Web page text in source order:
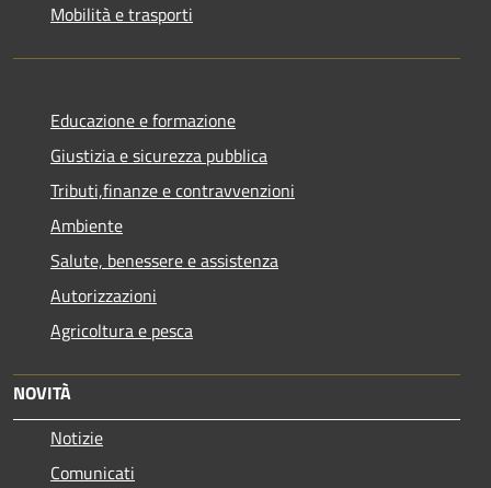
Mobilità e trasporti
Educazione e formazione
Giustizia e sicurezza pubblica
Tributi,finanze e contravvenzioni
Ambiente
Salute, benessere e assistenza
Autorizzazioni
Agricoltura e pesca
NOVITÀ
Notizie
Comunicati